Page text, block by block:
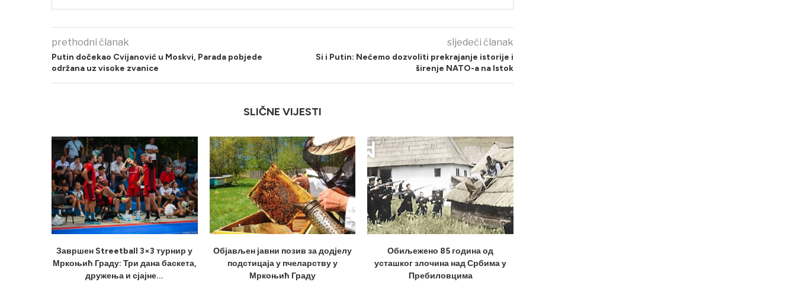
prethodni članak
Putin dočekao Cvijanović u Moskvi, Parada pobjede
održana uz visoke zvanice
sljedeći članak
Si i Putin: Nećemo dozvoliti prekrajanje istorije i
širenje NATO-a na Istok
SLIČNE VIJESTI
Завршен Streetball 3×3 турнир у
Мркоњић Граду: Три дана баскета,
дружења и сјајне...
Објављен јавни позив за додјелу
подстицаја у пчеларству у
Мркоњић Граду
Обиљежено 85 година од
усташког злочина над Србима у
Пребиловцима